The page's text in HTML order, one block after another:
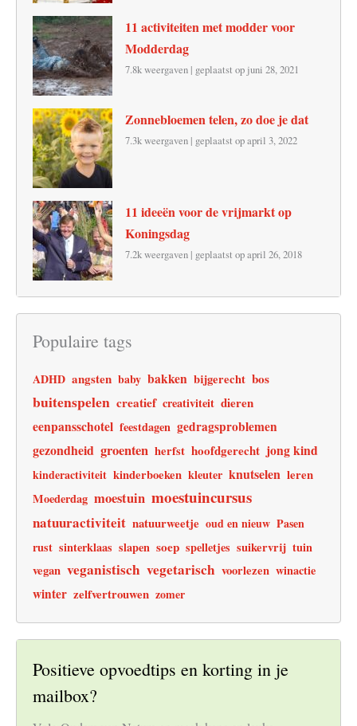
11 activiteiten met modder voor
Modderdag
7.8k weergaven | geplaatst op juni 28, 2021
Zonnebloemen telen, zo doe je dat
7.3k weergaven | geplaatst op april 3, 2022
11 ideeën voor de vrijmarkt op
Koningsdag
7.2k weergaven | geplaatst op april 26, 2018
Populaire tags
ADHD angsten baby bakken bijgerecht bos
buitenspelen creatief creativiteit dieren
eenpansschotel feestdagen gedragsproblemen
gezondheid groenten herfst hoofdgerecht jong kind
kinderactiviteit kinderboeken kleuter knutselen leren
Moederdag moestuin moestuincursus
natuuractiviteit natuurweetje oud en nieuw Pasen
rust sinterklaas slapen soep spelletjes suikervrij tuin
vegan veganistisch vegetarisch voorlezen winactie
winter zelfvertrouwen zomer
Positieve opvoedtips en korting in je
mailbox?